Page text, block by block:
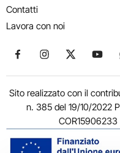
Contatti
Lavora con noi
Seguici su Facebook
Seguici suSeguici su
Sito realizzato con il
n. 385 del 19/10/2022